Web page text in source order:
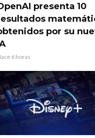
presenta 10
por su
6 horas